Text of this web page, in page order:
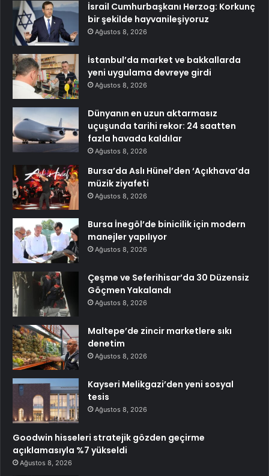
İsrail Cumhurbaşkanı Herzog: Korkunç
bir şekilde hayvanileşiyoruz
Ağustos 8, 2026
İstanbul’da market ve bakkallarda
yeni uygulama devreye girdi
Ağustos 8, 2026
Dünyanın en uzun aktarmasız
uçuşunda tarihi rekor: 24 saatten
fazla havada kaldılar
Ağustos 8, 2026
Bursa’da Aslı Hünel’den ‘Açıkhava’da
müzik ziyafeti
Ağustos 8, 2026
Bursa İnegöl’de binicilik için modern
manejler yapılıyor
Ağustos 8, 2026
Çeşme ve Seferihisar’da 30 Düzensiz
Göçmen Yakalandı
Ağustos 8, 2026
Maltepe’de zincir marketlere sıkı
denetim
Ağustos 8, 2026
Kayseri Melikgazi’den yeni sosyal
tesis
Ağustos 8, 2026
Goodwin hisseleri stratejik gözden geçirme
açıklamasıyla %7 yükseldi
Ağustos 8, 2026